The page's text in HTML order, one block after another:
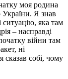
моя родина
України. Я знав
ситуацію, яка там
– насправді
війни там
ні
сказав собі, чому